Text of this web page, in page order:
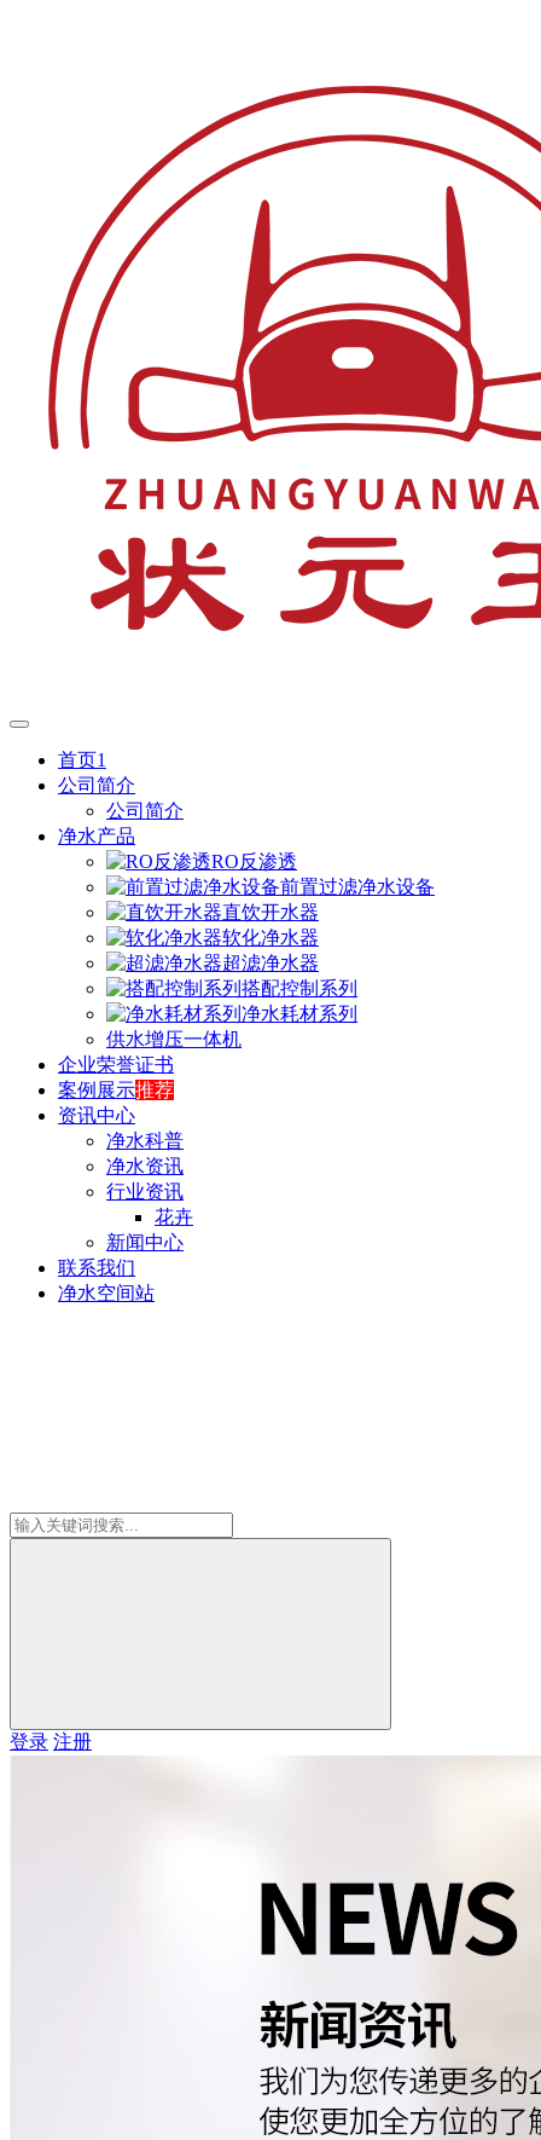
首页1
公司简介
公司简介
净水产品
RO反渗透
前置过滤净水设备
直饮开水器
软化净水器
超滤净水器
搭配控制系列
净水耗材系列
供水增压一体机
企业荣誉证书
案例展示推荐
资讯中心
净水科普
净水资讯
行业资讯
花卉
新闻中心
联系我们
净水空间站
登录 注册